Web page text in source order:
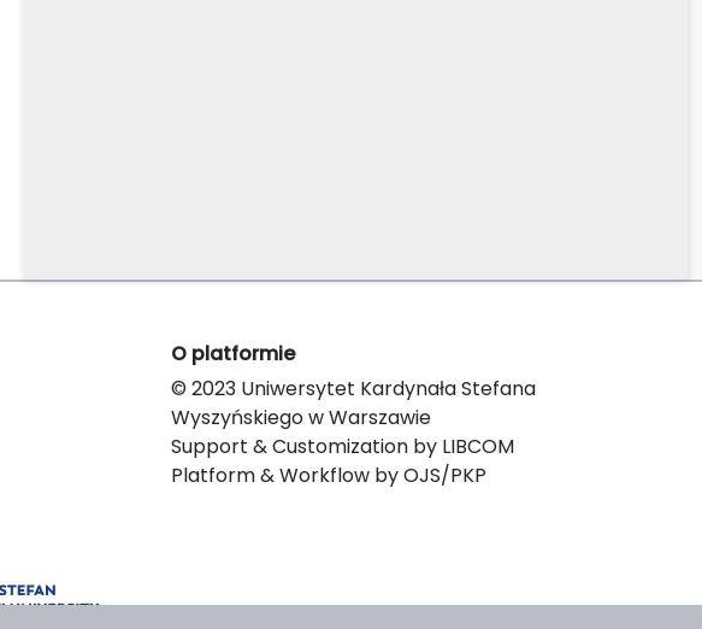
O platformie
© 2023 Uniwersytet Kardynała Stefana
Wyszyńskiego w Warszawie
Support & Customization by LIBCOM
Platform & Workflow by OJS/PKP